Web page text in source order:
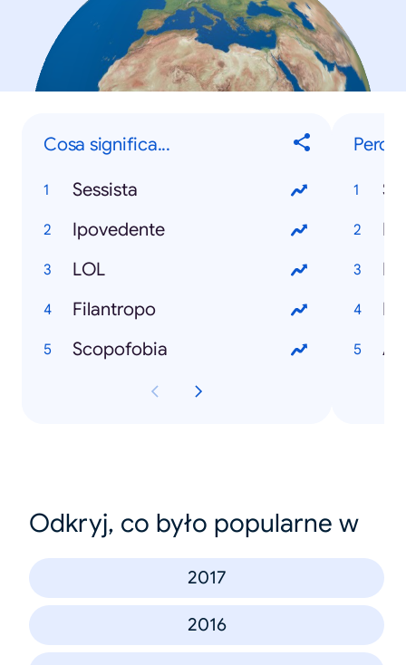
Cosa significa...
Sessista
Ipovedente
LOL
Filantropo
Scopofobia
Si
Odkryj, co było popularne w
2017
2016